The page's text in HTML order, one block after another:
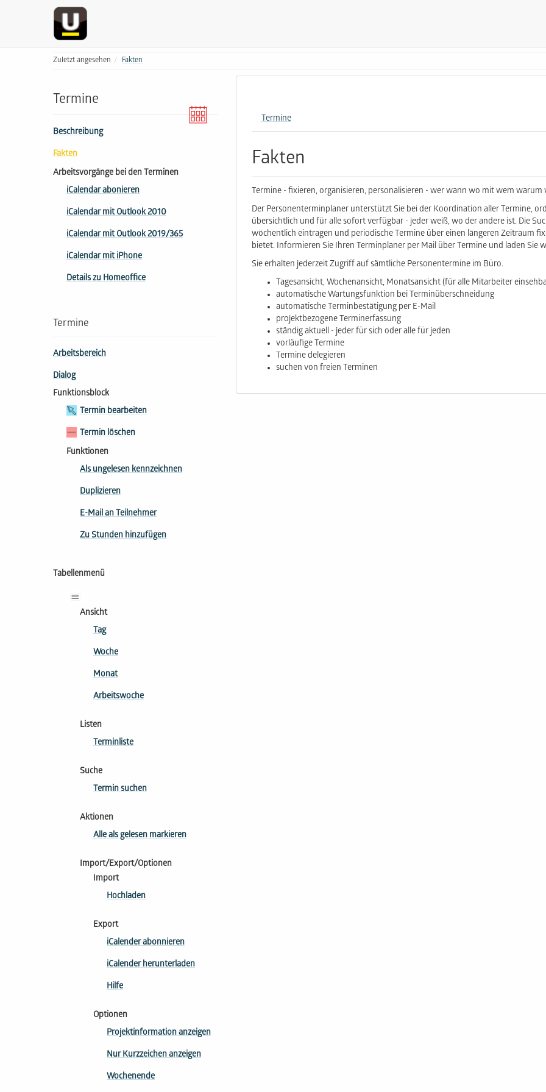
Zuletzt angesehen Fakten
Termine
Beschreibung
Fakten
Arbeitsvorgänge bei den Terminen
iCalendar abonieren
iCalendar mit Outlook 2010
iCalendar mit Outlook 2019/365
iCalendar mit iPhone
Details zu Homeoffice
Termine
Arbeitsbereich
Dialog
Funktionsblock
Termin bearbeiten
Termin löschen
Funktionen
Als ungelesen kennzeichnen
Duplizieren
E-Mail an Teilnehmer
Zu Stunden hinzufügen
Tabellenmenü
Ansicht
Tag
Woche
Monat
Arbeitswoche
Listen
Terminliste
Suche
Termin suchen
Aktionen
Alle als gelesen markieren
Import/Export/Optionen
Import
Hochladen
Export
iCalender abonnieren
iCalender herunterladen
Hilfe
Optionen
Projektinformation anzeigen
Nur Kurzzeichen anzeigen
Wochenende
Termine
Fakten
Termine - fixieren, organisieren, personalisieren - wer wann wo mit wem warum
Der Personenterminplaner unterstützt Sie bei der Koordination aller Termine,
übersichtlich und für alle sofort verfügbar - jeder weiß, wo der andere ist. Die
wöchentlich eintragen und periodische Termine über einen längeren Zeitraum
bietet. Informieren Sie Ihren Terminplaner per Mail über Termine und laden Sie
Sie erhalten jederzeit Zugriff auf sämtliche Personentermine im Büro.
Tagesansicht, Wochenansicht, Monatsansicht (für alle Mitarbeiter
automatische Wartungsfunktion bei Terminüberschneidung
automatische Terminbestätigung per E-Mail
projektbezogene Terminerfassung
ständig aktuell - jeder für sich oder alle für jeden
vorläufige Termine
Termine delegieren
suchen von freien Terminen